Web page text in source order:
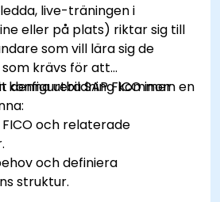
live-träningen i
eller på plats) riktar sig till
som vill lära sig de
krävs för att
SAP FICO inom en
denna utbildning kommer
FICO och relaterade
och definiera
struktur.